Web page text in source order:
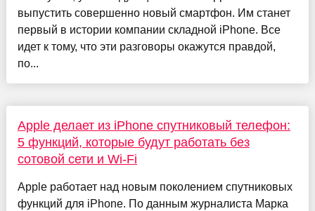
выпустить совершенно новый смартфон. Им станет
первый в истории компании складной iPhone. Все
идет к тому, что эти разговоры окажутся правдой,
по...
Apple делает из iPhone спутниковый телефон:
5 функций, которые будут работать без
сотовой сети и Wi-Fi
Apple работает над новым поколением спутниковых
функций для iPhone. По данным журналиста Марка